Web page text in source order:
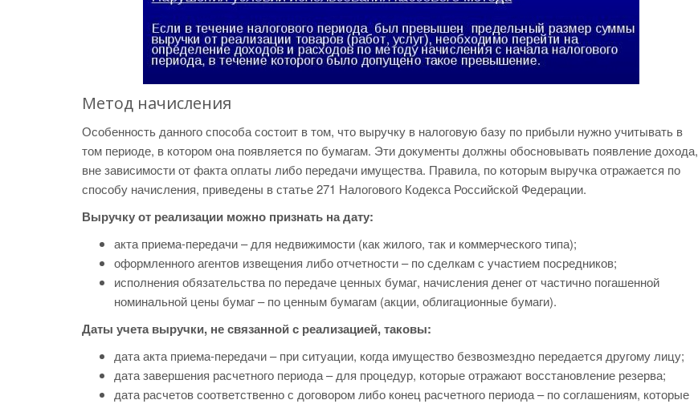
Метод начисления
Особенность данного способа состоит в том, что выручку в налоговую базу по прибыли нужно учитывать в
том периоде, в котором она появляется по бумагам. Эти документы должны обосновывать появление дохода,
вне зависимости от факта оплаты либо передачи имущества. Правила, по которым выручка отражается по
способу начисления, приведены в статье 271 Налогового Кодекса Российской Федерации.
Выручку от реализации можно признать на дату:
акта приема-передачи – для недвижимости (как жилого, так и коммерческого типа);
оформленного агентов извещения либо отчетности – по сделкам с участием посредников;
исполнения обязательства по передаче ценных бумаг, начисления денег от частично погашенной
номинальной цены бумаг – по ценным бумагам (акции, облигационные бумаги).
Даты учета выручки, не связанной с реализацией, таковы:
дата акта приема-передачи – при ситуации, когда имущество безвозмездно передается другому лицу;
дата завершения расчетного периода – для процедур, которые отражают восстановление резерва;
дата расчетов соответственно с договором либо конец расчетного периода – по соглашениям, которые